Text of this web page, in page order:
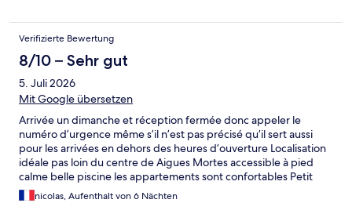
Verifizierte Bewertung
8/10 – Sehr gut
5. Juli 2026
Mit Google übersetzen
Arrivée un dimanche et réception fermée donc appeler le
numéro d’urgence même s’il n’est pas précisé qu’il sert aussi
pour les arrivées en dehors des heures d’ouverture Localisation
idéale pas loin du centre de Aigues Mortes accessible à pied
calme belle piscine les appartements sont confortables Petit
bémol sur la literie notre matelas était un peu fatigué
nicolas, Aufenthalt von 6 Nächten